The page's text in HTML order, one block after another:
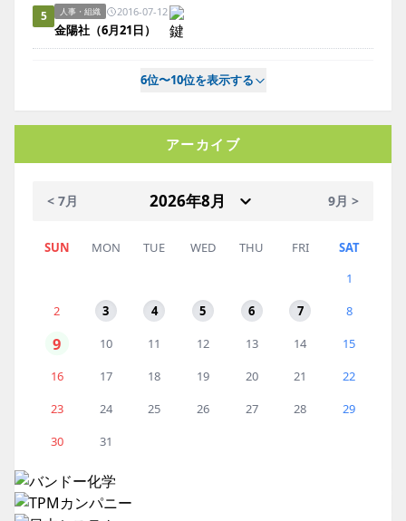
5 人事・組織 2016-07-12
金陽社（6月21日）
6位〜10位を表示する
アーカイブ
< 7月 9月 >
SUN MON TUE WED THU FRI
SAT
1
2
3 4 5 6 7 8
9 10 11 12 13 14
15
16
17 18 19 20 21
22
23
24 25 26 27 28
29
30
31